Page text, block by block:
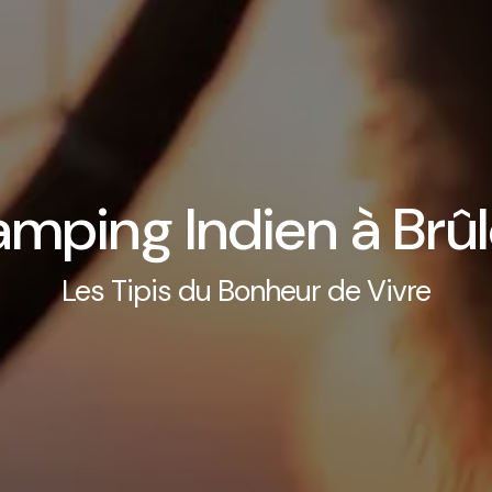
Indien à
Les Tipis du Bonheur de Vivre